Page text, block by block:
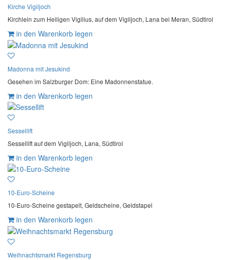
Kirche Vigiljoch
Kirchlein zum Heiligen Vigilius, auf dem Vigiljoch, Lana bei Meran, Südtirol
in den Warenkorb legen
Madonna mit Jesukind
Gesehen im Salzburger Dom: Eine Madonnenstatue.
in den Warenkorb legen
Sessellift
Sessellift auf dem Vigiljoch, Lana, Südtirol
in den Warenkorb legen
10-Euro-Scheine
10-Euro-Scheine gestapelt, Geldscheine, Geldstapel
in den Warenkorb legen
Weihnachtsmarkt Regensburg